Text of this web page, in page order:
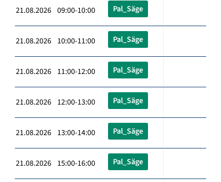
21.08.2026 09:00-10:00 Pal_Säge
21.08.2026 10:00-11:00 Pal_Säge
21.08.2026 11:00-12:00 Pal_Säge
21.08.2026 12:00-13:00 Pal_Säge
21.08.2026 13:00-14:00 Pal_Säge
21.08.2026 15:00-16:00 Pal_Säge